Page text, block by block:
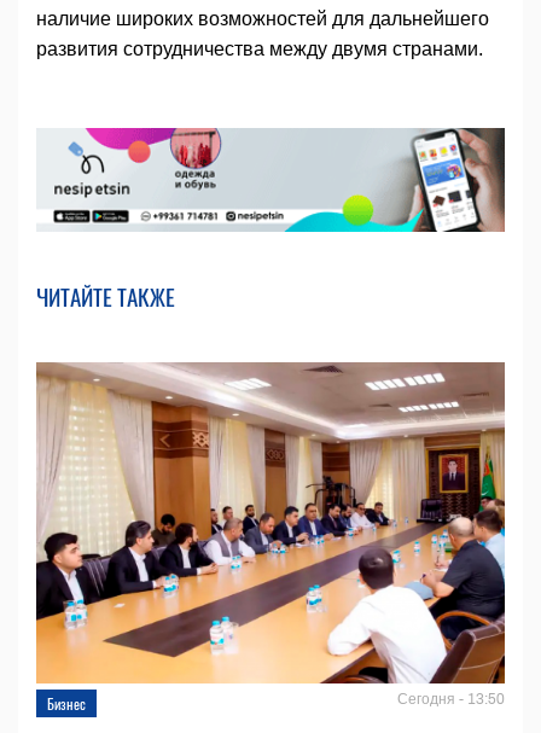
наличие широких возможностей для дальнейшего
развития сотрудничества между двумя странами.
ЧИТАЙТЕ ТАКЖЕ
Бизнес Сегодня - 13:50